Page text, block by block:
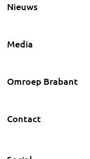
Nieuws
Media
Omroep Brabant
Contact